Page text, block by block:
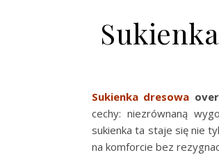
Sukienka dresowa
cechy: niezrównaną
sukienka ta staje się nie
na komforcie bez